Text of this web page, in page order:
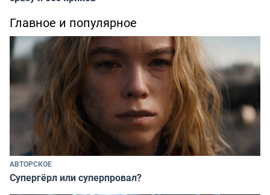
Главное и популярное
АВТОРСКОЕ
Супергёрл или суперпровал?